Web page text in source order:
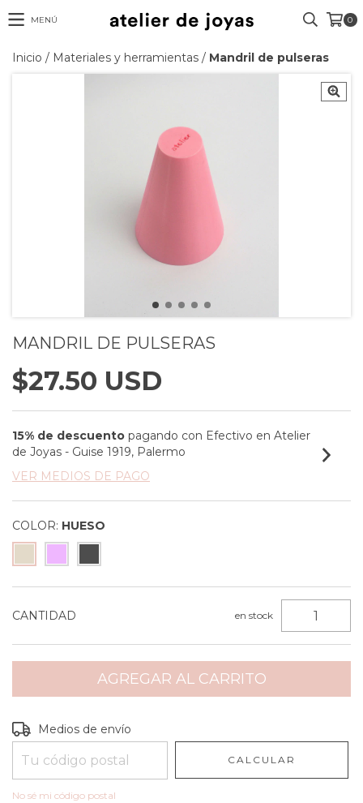
MENÚ 0
Inicio / Materiales y herramientas / Mandril de pulseras
MANDRIL DE PULSERAS
$27.50 USD
15% de descuento pagando con Efectivo en Atelier
de Joyas - Guise 1919, Palermo
VER MEDIOS DE PAGO
COLOR: HUESO
CANTIDAD en stock
Entregas para el CP:
Medios de envío
CALCULAR
No sé mi código postal